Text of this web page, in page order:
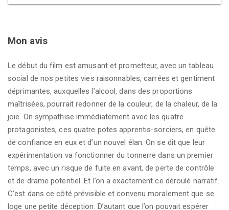
Mon avis
Le début du film est amusant et prometteur, avec un tableau
social de nos petites vies raisonnables, carrées et gentiment
déprimantes, auxquelles l’alcool, dans des proportions
maîtrisées, pourrait redonner de la couleur, de la chaleur, de la
joie. On sympathise immédiatement avec les quatre
protagonistes, ces quatre potes apprentis-sorciers, en quête
de confiance en eux et d’un nouvel élan. On se dit que leur
expérimentation va fonctionner du tonnerre dans un premier
temps, avec un risque de fuite en avant, de perte de contrôle
et de drame potentiel. Et l’on a exactement ce déroulé narratif.
C’est dans ce côté prévisible et convenu moralement que se
loge une petite déception. D’autant que l’on pouvait espérer